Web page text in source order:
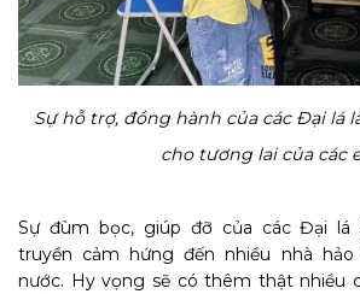
Sự hỗ trợ, đồng hành của các Đại lá
cho tương lai của các
Sự đùm bọc, giúp đỡ của các Đại lá
truyền cảm hứng đến nhiều nhà
nước. Hy vọng sẽ có thêm thật nhiều